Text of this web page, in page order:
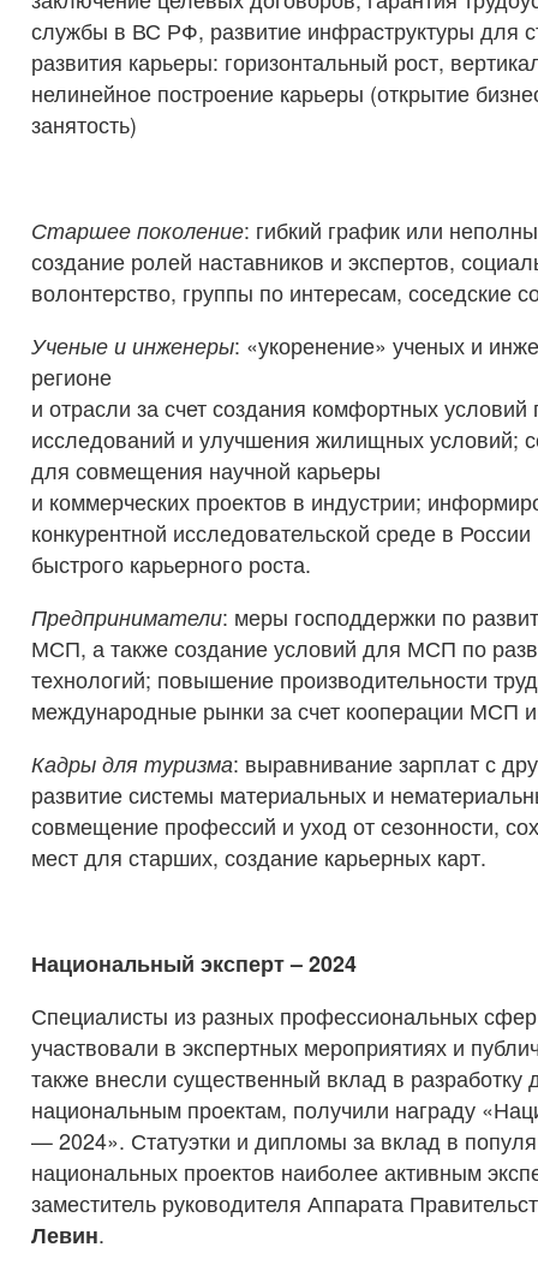
службы в ВС РФ, развитие инфраструктуры для
развития карьеры: горизонтальный рост,
нелинейное построение карьеры (открытие
занятость)
Старшее поколение: гибкий график или
создание ролей наставников и экспертов,
волонтерство, группы по интересам, соседские
Ученые и инженеры: «укоренение» ученых и
регионе
и отрасли за счет создания комфортных
исследований и улучшения жилищных условий;
для совмещения научной карьеры
и коммерческих проектов в индустрии;
конкурентной исследовательской среде в
быстрого карьерного роста.
Предприниматели: меры господдержки по
МСП, а также создание условий для МСП по
технологий; повышение производительности
международные рынки за счет кооперации МСП и
Кадры для туризма: выравнивание зарплат с
развитие системы материальных и
совмещение профессий и уход от сезонности,
мест для старших, создание карьерных карт.
Национальный эксперт – 2024
Специалисты из разных профессиональных
участвовали в экспертных мероприятиях и
также внесли существенный вклад в разработку
национальным проектам, получили награду
— 2024». Статуэтки и дипломы за вклад в
национальных проектов наиболее активным
заместитель руководителя Аппарата
Левин.